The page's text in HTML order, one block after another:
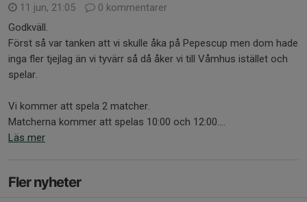
11 jun, 21:05
0 kommentarer
Godkväll.
Först så var tanken att vi skulle åka på Pepescup men dom hade
inga fler tjejlag än vi tyvärr så då åker vi till Våmhus istället och
spelar.
Vi kommer att spela 2 matcher.
Matcherna kommer att spelas 10:00 och 12:00....
Läs mer
Fler nyheter